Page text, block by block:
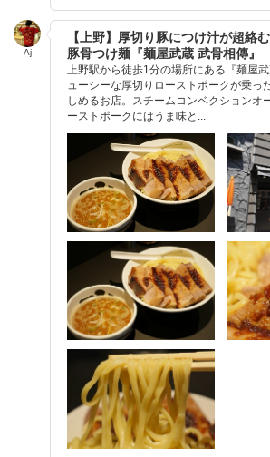
Aj
【上野】厚切り豚につけ汁が超絡
豚骨つけ麺『麺屋武蔵 武骨相傳』
上野駅から徒歩1分の場所にある『麺屋
ューシーな厚切りローストポークが乗っ
しめるお店。スチームコンベクションオ
ーストポークにはうま味と...